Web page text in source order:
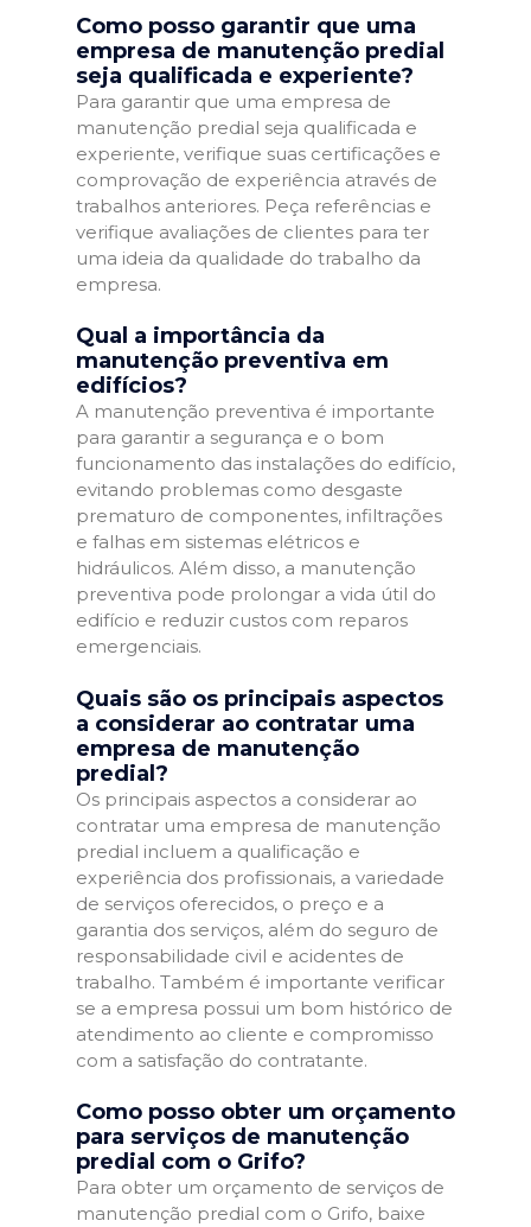
Como posso garantir que uma
empresa de manutenção predial
seja qualificada e experiente?
Para garantir que uma empresa de
manutenção predial seja qualificada e
experiente, verifique suas certificações e
comprovação de experiência através de
trabalhos anteriores. Peça referências e
verifique avaliações de clientes para ter
uma ideia da qualidade do trabalho da
empresa.
Qual a importância da
manutenção preventiva em
edifícios?
A manutenção preventiva é importante
para garantir a segurança e o bom
funcionamento das instalações do edifício,
evitando problemas como desgaste
prematuro de componentes, infiltrações
e falhas em sistemas elétricos e
hidráulicos. Além disso, a manutenção
preventiva pode prolongar a vida útil do
edifício e reduzir custos com reparos
emergenciais.
Quais são os principais aspectos
a considerar ao contratar uma
empresa de manutenção
predial?
Os principais aspectos a considerar ao
contratar uma empresa de manutenção
predial incluem a qualificação e
experiência dos profissionais, a variedade
de serviços oferecidos, o preço e a
garantia dos serviços, além do seguro de
responsabilidade civil e acidentes de
trabalho. Também é importante verificar
se a empresa possui um bom histórico de
atendimento ao cliente e compromisso
com a satisfação do contratante.
Como posso obter um orçamento
para serviços de manutenção
predial com o Grifo?
Para obter um orçamento de serviços de
manutenção predial com o Grifo, baixe